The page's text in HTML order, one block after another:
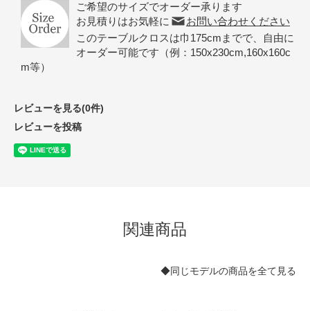
ご希望のサイズでオーダー承ります
お見積りはお気軽に
お問い合わせください
このテーブルクロスは巾175cmまでで、自由に
オーダー可能です（例：150x230cm,160x160c
m等）
レビューを見る(0件)
レビューを投稿
関連商品
◆同じモデルの商品を全て見る